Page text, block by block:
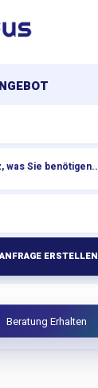
ANFRAGE ERSTELLEN
Beratung Erhalten